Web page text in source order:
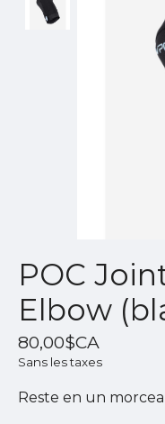
POC
Elbow
80,00$CA
Sans les taxes
Reste en un